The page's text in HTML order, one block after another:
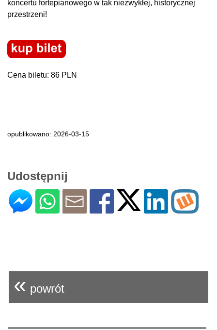
koncertu fortepianowego w tak niezwykłej, historycznej
przestrzeni!
Cena biletu: 86 PLN
opublikowano: 2026-03-15
Udostępnij
« powrót